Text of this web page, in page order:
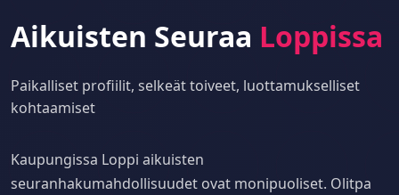
Aikuisten Seuraa Loppissa
Paikalliset profiilit, selkeät toiveet, luottamukselliset
kohtaamiset
Kaupungissa Loppi aikuisten
seuranhakumahdollisuudet ovat monipuoliset. Olitpa